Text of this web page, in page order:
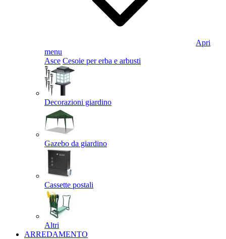
Apri
menu
Asce Cesoie per erba e arbusti
Decorazioni giardino
Gazebo da giardino
Cassette postali
Altri
ARREDAMENTO